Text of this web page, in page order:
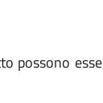
possono